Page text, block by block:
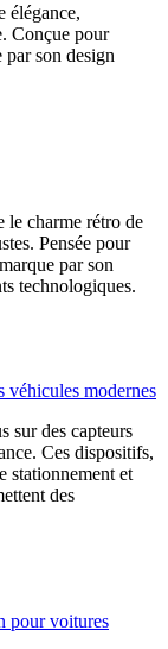
élégance,
Conçue pour
par son design
charme rétro de
Pensée pour
par son
technologiques.
véhicules modernes
sur des capteurs
Ces dispositifs,
stationnement et
des
pour voitures